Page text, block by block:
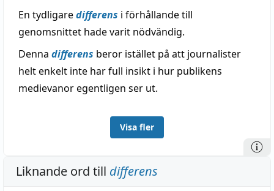
En tydligaredifferens i förhållande till
genomsnittet hade varit nödvändig.
Denna differens beror istället på att journalister
helt enkelt inte har full insikt i hur publikens
medievanor egentligen ser ut.
Visa fler
Liknande ord till differens